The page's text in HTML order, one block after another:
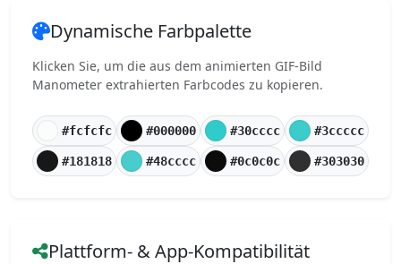
Dynamische Farbpalette
Klicken Sie, um die aus dem animierten GIF-Bild
Manometer extrahierten Farbcodes zu kopieren.
#fcfcfc #000000 #30cccc #3ccccc
#181818 #48cccc #0c0c0c #303030
Plattform- & App-Kompatibilität